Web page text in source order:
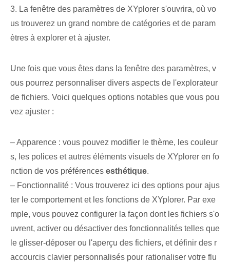
3. La fenêtre des paramètres de XYplorer s'ouvrira, où vo
us trouverez un grand nombre de catégories et de param
ètres à explorer et à ajuster.
Une fois que vous êtes dans la fenêtre des paramètres, v
ous pourrez personnaliser divers aspects de l'explorateur
de fichiers. Voici quelques options notables que vous pou
vez ajuster :
– Apparence : vous pouvez modifier le thème, les couleur
s, les polices et autres éléments visuels de XYplorer en fo
nction de vos préférences esthétique.
– Fonctionnalité :⁤ ​​Vous trouverez ici des options pour ajus
ter le comportement⁤ et⁤ les fonctions⁢ de XYplorer. Par exe
mple, vous pouvez configurer la façon dont les fichiers s'o
uvrent, activer ou désactiver des fonctionnalités telles que
le glisser-déposer ou l'aperçu des fichiers, et définir des r
accourcis clavier personnalisés pour rationaliser votre flu